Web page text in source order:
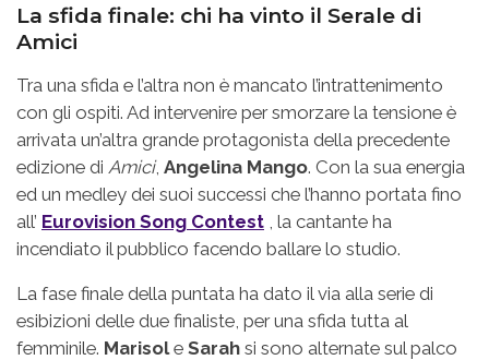
La sfida finale: chi ha vinto il Serale di
Amici
Tra una sfida e l’altra non è mancato l’intrattenimento
con gli ospiti. Ad intervenire per smorzare la tensione è
arrivata un’altra grande protagonista della precedente
edizione di Amici, Angelina Mango. Con la sua energia
ed un medley dei suoi successi che l’hanno portata fino
all’ Eurovision Song Contest , la cantante ha
incendiato il pubblico facendo ballare lo studio.
La fase finale della puntata ha dato il via alla serie di
esibizioni delle due finaliste, per una sfida tutta al
femminile. Marisole Sarah si sono alternate sul palco